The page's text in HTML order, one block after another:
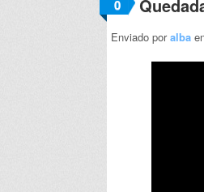
0
Enviado poralba